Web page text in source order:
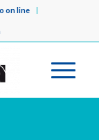
on line